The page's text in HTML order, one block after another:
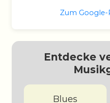
Zum
Entdecke
Blues